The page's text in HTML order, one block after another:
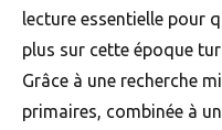
lecture essentielle pour
plus sur cette époque
Grâce à une recherche
primaires, combinée à